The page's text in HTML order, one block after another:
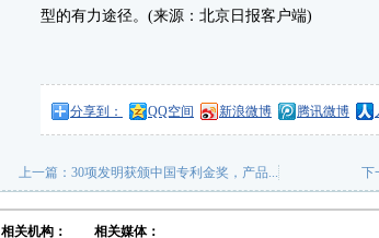
型的有力途径。(来源：北京日报客户端)
分享到： QQ空间 新浪微博 腾讯微博
上一篇： 30项发明获颁中国专利金奖，产品... 下
相关机构： 相关媒体：